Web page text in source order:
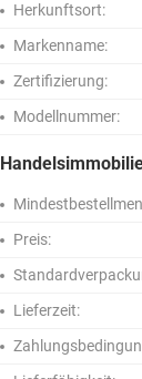
Herkunftsort:
Markenname:
Zertifizierung:
Modellnummer:
Preis:
Lieferzeit: